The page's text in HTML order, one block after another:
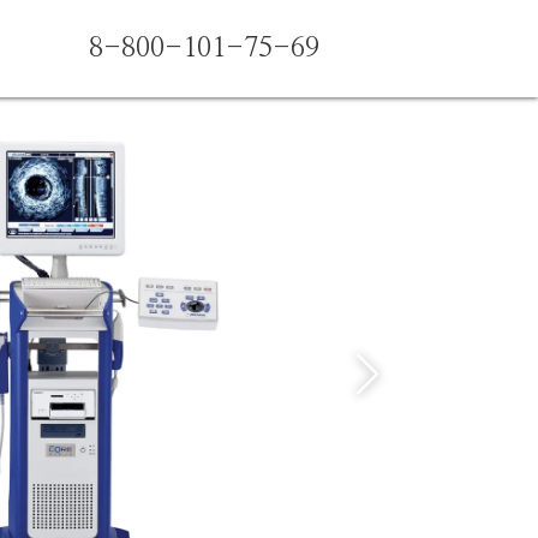
8-800-101-75-69